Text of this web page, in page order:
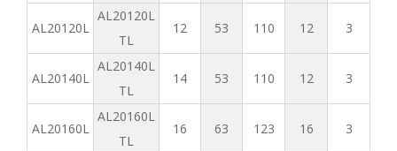
AL20120L
AL20120L
TL
12 53 110 12 3
AL20140L
AL20140L
TL
14 53 110 12 3
AL20160L
AL20160L
TL
16 63 123 16 3